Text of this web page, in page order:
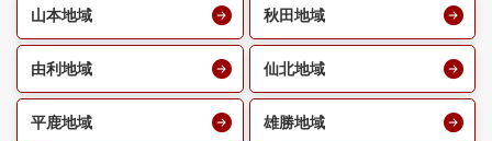
山本地域 秋田地域
由利地域 仙北地域
平鹿地域 雄勝地域